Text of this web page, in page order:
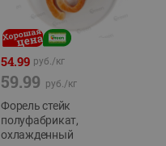
54.99 руб./кг
59.99 руб./кг
Форель стейк
полуфабрикат,
охлажденный